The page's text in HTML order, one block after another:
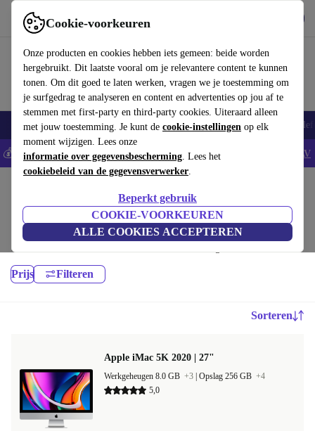
Cookie-voorkeuren
Onze producten en cookies hebben iets gemeen: beide worden
hergebruikt. Dit laatste vooral om je relevantere content te kunnen
tonen. Om dit goed te laten werken, vragen we je toestemming om
je surfgedrag te analyseren en content en advertenties op jou af te
stemmen met first-party en third-party cookies. Uiteraard alleen
met jouw toestemming. Je kunt de cookie-instellingen op elk
moment wijzigen. Lees onze
informatie over gegevensbescherming. Lees het
cookiebeleid van de gegevensverwerker.
Beperkt gebruik
COOKIE-VOORKEUREN
ALLE COOKIES ACCEPTEREN
Gebruik refurbed snel en eenvoudig
Smartphones Laptops Tablets Smartwatches Accessoires
💰Bespaar 5% EXTRA op alle iPhones - Code: IPHONEDEAL - AV
Apple Mac:
Hoogwaardige refurbished Apple Mac Desktops voor een scherpe prijs.
Een duurzamere keuze, met minimaal 12 maanden garantie.
Prijs Filteren
Sorteren
Apple iMac 5K 2020 | 27"
Werkgeheugen 8.0 GB +3 Opslag 256 GB +4
5,0